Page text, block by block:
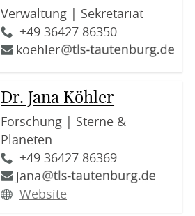
Verwaltung | Sekretariat
+49 36427 86350
koehler
Dr. Jana Köhler
Forschung | Sterne &
Planeten
+49 36427 86369
jana
Website